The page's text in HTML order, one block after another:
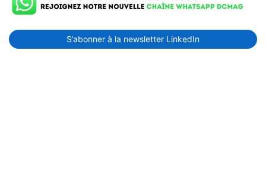
S’abonner à la newsletter LinkedIn